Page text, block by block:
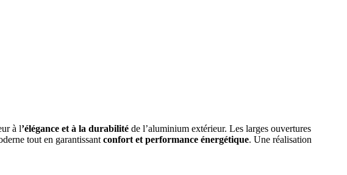
à l’élégance et à la durabilité de l’aluminium extérieur. Les larges ouvertures
tout en garantissant confort et performance énergétique. Une réalisation